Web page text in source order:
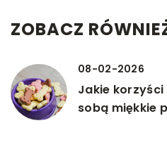
ZOBACZ
08-02-2026
Jakie
sobą miękkie